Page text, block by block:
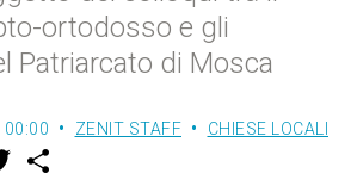
ortodosso e gli
Patriarcato di Mosca
00:00 ZENIT STAFF CHIESE LOCALI
w